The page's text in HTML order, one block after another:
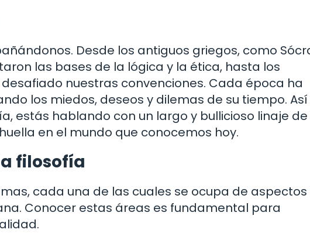
Desde los antiguos griegos, como
las bases de la lógica y la ética, hasta los
nuestras convenciones. Cada época ha
los miedos, deseos y dilemas de su tiempo. Así
estás hablando con un largo y bullicioso linaje de
en el mundo que conocemos hoy.
filosofía
cada una de las cuales se ocupa de aspectos
Conocer estas áreas es fundamental para